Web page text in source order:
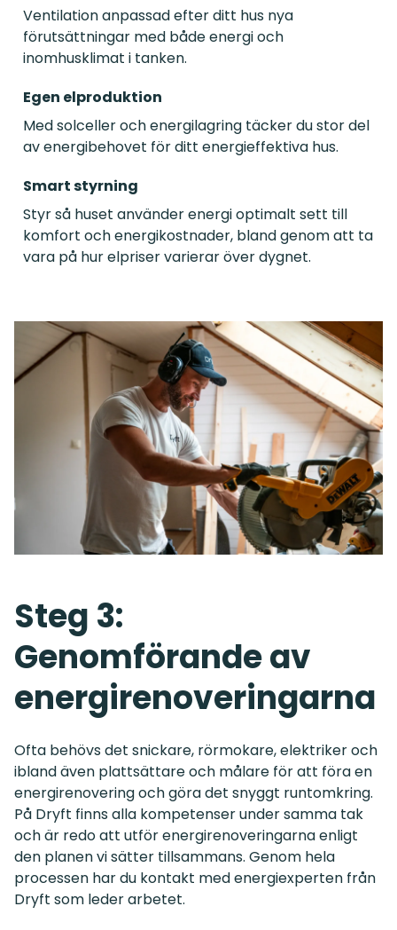
Ventilation anpassad efter ditt hus nya
förutsättningar med både energi och
inomhusklimat i tanken.
Egen elproduktion
Med solceller och energilagring täcker du stor del
av energibehovet för ditt energieffektiva hus.
Smart styrning
Styr så huset använder energi optimalt sett till
komfort och energikostnader, bland genom att ta
vara på hur elpriser varierar över dygnet.
Steg 3:
Genomförande av
energirenoveringarna
Ofta behövs det snickare, rörmokare, elektriker och
ibland även plattsättare och målare för att föra en
energirenovering och göra det snyggt runtomkring.
På Dryft finns alla kompetenser under samma tak
och är redo att utför energirenoveringarna enligt
den planen vi sätter tillsammans. Genom hela
processen har du kontakt med energiexperten från
Dryft som leder arbetet.